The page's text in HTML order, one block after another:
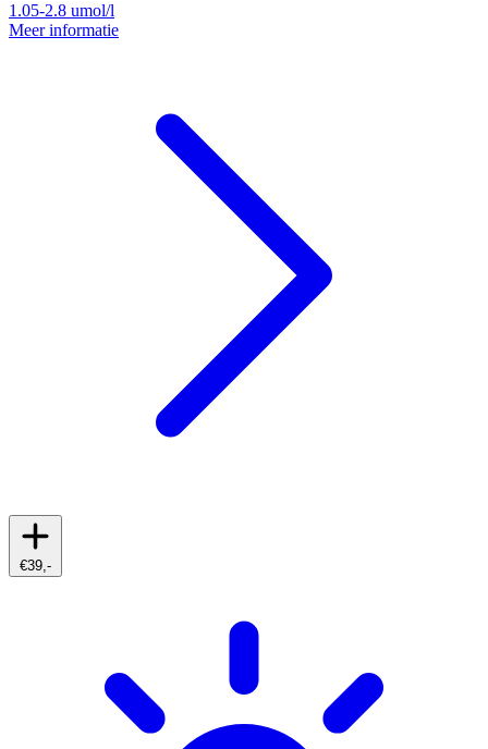
1.05-2.8 umol/l
Meer informatie
€39,-